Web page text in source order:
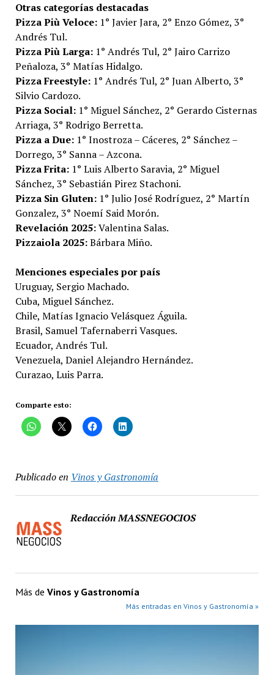
Otras categorías destacadas
Pizza Più Veloce:1° Javier Jara, 2° Enzo Gómez, 3°
Andrés Tul.
Pizza Più Larga:1° Andrés Tul, 2° Jairo Carrizo
Peñaloza, 3° Matías Hidalgo.
Pizza Freestyle:1° Andrés Tul, 2° Juan Alberto, 3°
Silvio Cardozo.
Pizza Social:1° Miguel Sánchez, 2° Gerardo Cisternas
Arriaga, 3° Rodrigo Berretta.
Pizza a Due:1° Inostroza – Cáceres, 2° Sánchez –
Dorrego, 3° Sanna – Azcona.
Pizza Frita:1° Luis Alberto Saravia, 2° Miguel
Sánchez, 3° Sebastián Pirez Stachoni.
Pizza Sin Gluten:1° Julio José Rodríguez, 2° Martín
Gonzalez, 3° Noemí Said Morón.
Revelación 2025:Valentina Salas.
Pizzaiola 2025:Bárbara Miño.
Menciones especiales por país
Uruguay, Sergio Machado.
Cuba, Miguel Sánchez.
Chile, Matías Ignacio Velásquez Águila.
Brasil, Samuel Tafernaberri Vasques.
Ecuador, Andrés Tul.
Venezuela, Daniel Alejandro Hernández.
Curazao, Luis Parra.
Comparte esto:
Publicado en Vinos y Gastronomía
Redacción MASSNEGOCIOS
Más de Vinos y Gastronomía
Más entradas en Vinos y Gastronomía »